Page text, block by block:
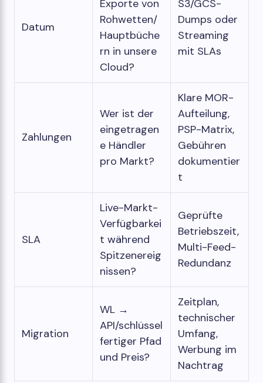
Datum
Exporte von
Rohwetten/
Hauptbüche
rn in unsere
Cloud?
S3/GCS-
Dumps oder
Streaming
mit SLAs
Zahlungen
Wer ist der
eingetragen
e Händler
pro Markt?
Klare MOR-
Aufteilung,
PSP-Matrix,
Gebühren
dokumentier
t
SLA
Live-Markt-
Verfügbarkei
t während
Spitzenereig
nissen?
Geprüfte
Betriebszeit,
Multi-Feed-
Redundanz
Migration
WL →
API/schlüssel
fertiger Pfad
und Preis?
Zeitplan,
technischer
Umfang,
Werbung im
Nachtrag